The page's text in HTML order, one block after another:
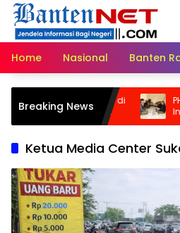
Langsung
konten
Home
Nasional Banten
Breaking News
dan Disekap di
Kuasa Hukum: Ini
Tapi
PHK
Ketua Media Center